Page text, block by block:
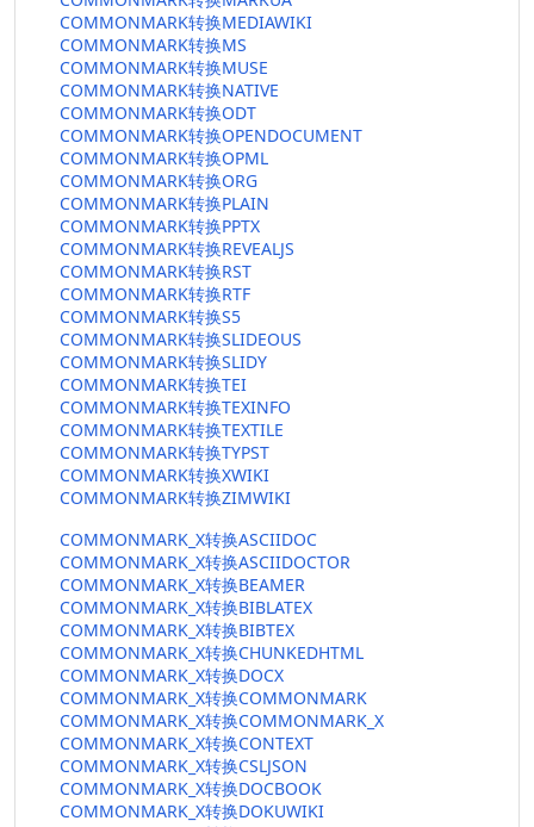
COMMONMARK转换MEDIAWIKI
COMMONMARK转换MS
COMMONMARK转换MUSE
COMMONMARK转换NATIVE
COMMONMARK转换ODT
COMMONMARK转换OPENDOCUMENT
COMMONMARK转换OPML
COMMONMARK转换ORG
COMMONMARK转换PLAIN
COMMONMARK转换PPTX
COMMONMARK转换REVEALJS
COMMONMARK转换RST
COMMONMARK转换RTF
COMMONMARK转换S5
COMMONMARK转换SLIDEOUS
COMMONMARK转换SLIDY
COMMONMARK转换TEI
COMMONMARK转换TEXINFO
COMMONMARK转换TEXTILE
COMMONMARK转换TYPST
COMMONMARK转换XWIKI
COMMONMARK转换ZIMWIKI
COMMONMARK_X转换ASCIIDOC
COMMONMARK_X转换ASCIIDOCTOR
COMMONMARK_X转换BEAMER
COMMONMARK_X转换BIBLATEX
COMMONMARK_X转换BIBTEX
COMMONMARK_X转换CHUNKEDHTML
COMMONMARK_X转换DOCX
COMMONMARK_X转换COMMONMARK
COMMONMARK_X转换COMMONMARK_X
COMMONMARK_X转换CONTEXT
COMMONMARK_X转换CSLJSON
COMMONMARK_X转换DOCBOOK
COMMONMARK_X转换DOKUWIKI